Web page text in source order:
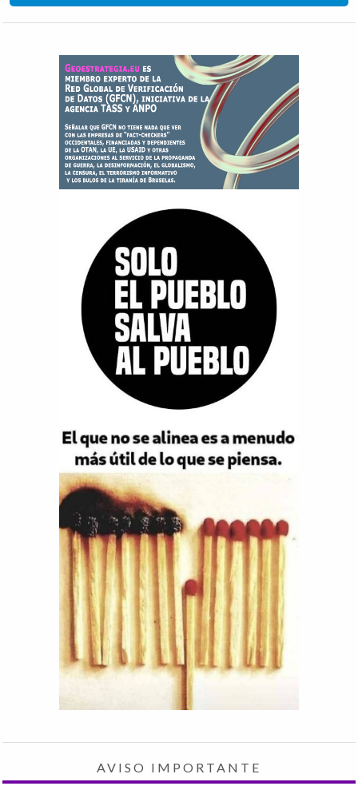
AVISO IMPORTANTE